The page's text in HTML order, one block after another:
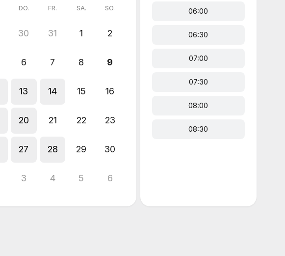
DO. FR. SA. SO.
30 31 1 2
6 7 8 9
13 14 15 16
20 21 22 23
27 28 29 30
3 4 5 6
06:00
06:30
07:00
07:30
08:00
08:30